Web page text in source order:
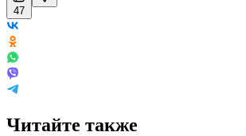
47
Читайте также